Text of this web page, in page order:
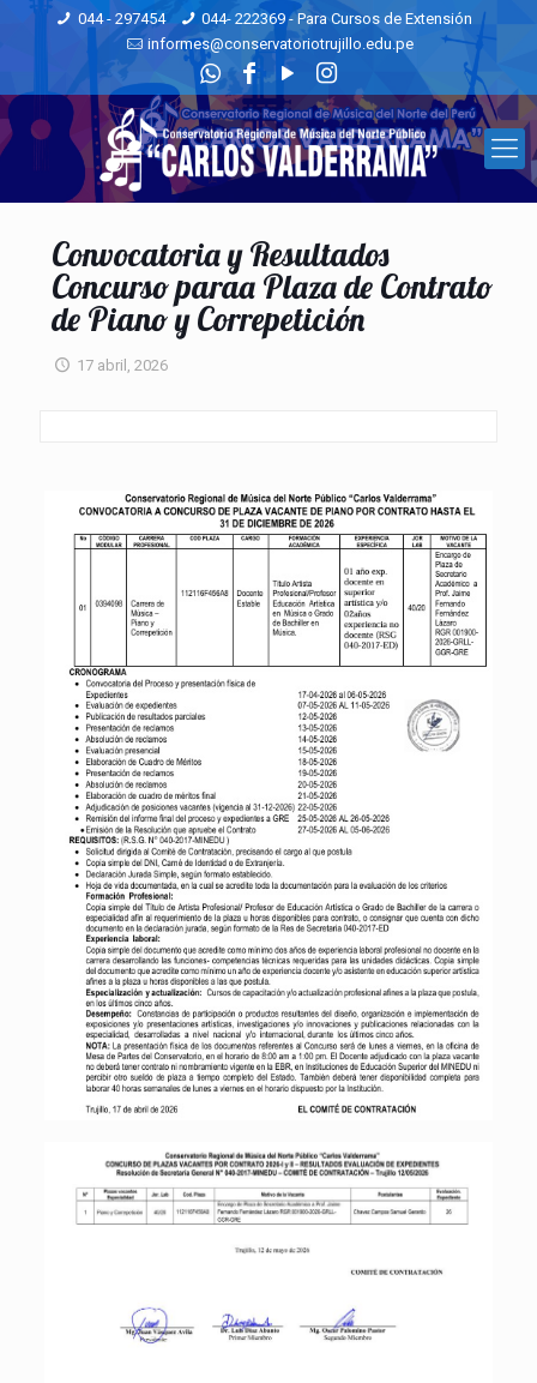
044 - 297454
044- 222369 - Para Cursos de Extensión
informes@conservatoriotrujillo.edu.pe
Convocatoria y Resultados
Concurso paraa Plaza de Contrato
de Piano y Correpetición
17 abril, 2026